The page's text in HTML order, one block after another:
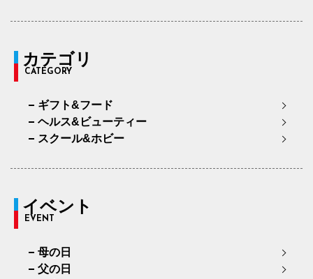
カテゴリ
CATEGORY
ギフト&フード
ヘルス&ビューティー
スクール&ホビー
イベント
EVENT
母の日
父の日